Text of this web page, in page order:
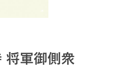
将軍御側衆